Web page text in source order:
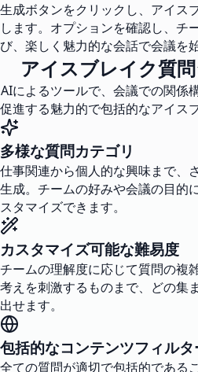
生成ボタンをクリックし、アイス
します。オプションを確認し、チ
び、楽しく魅力的な会話で会議を
アイスブレイク質
AIによるツールで、会議での関係
促進する魅力的で包括的なアイス
多様な質問カテゴリ
仕事関連から個人的な興味まで、
生成。チームの好みや会議の目的
スタマイズできます。
カスタマイズ可能な難易度
チームの理解度に応じて質問の複
考えを刺激するものまで、どの集
出せます。
包括的なコンテンツフィルタ
全ての質問が適切で包括的である